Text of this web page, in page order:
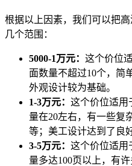
根据以上因素，我们可以把
几个范围：
5000-1万元： 这个价位
面数量不超过10个，简
外观设计较为基础。
1-3万元： 这个价位适用
量在20左右，有一些复
等；美工设计达到了良
3-5万元： 这个价位适用
量多达100页以上，有